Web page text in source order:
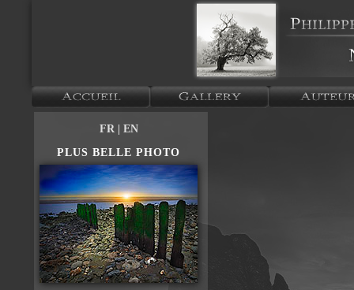
FR
| EN
PLUS BELLE PHOTO